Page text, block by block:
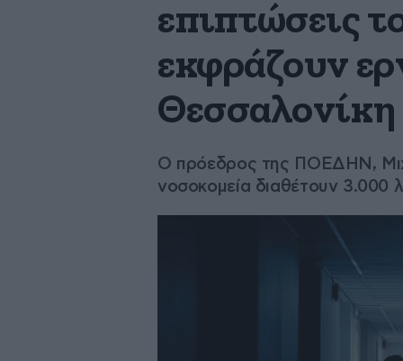
επιπτώσεις
εκφράζουν
Θεσσαλονίκη
Ο πρόεδρος της ΠΟΕΔΗΝ,
νοσοκομεία διαθέτουν 3.000